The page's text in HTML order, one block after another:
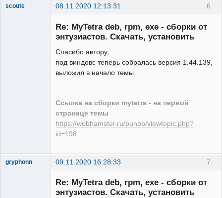
6
scoute 08.11.2020 12:13:31
Re: MyTetra deb, rpm, exe - сборки от
энтузиастов. Скачать, установить
Спасибо автору,
под виндовс теперь собралась версия 1.44.139,
выложил в начало темы.
Ссылка на сборки mytetra - на первой
странице темы
https://webhamster.ru/punbb/viewtopic.php?
id=198
7
gryphonn 09.11.2020 16:28:33
Re: MyTetra deb, rpm, exe - сборки от
энтузиастов. Скачать, установить